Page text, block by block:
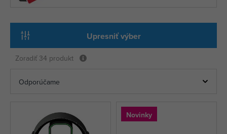
Upresniť výber
Zoradiť 34 produkt
Novinky